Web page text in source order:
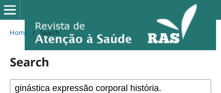
Home / Search
Search